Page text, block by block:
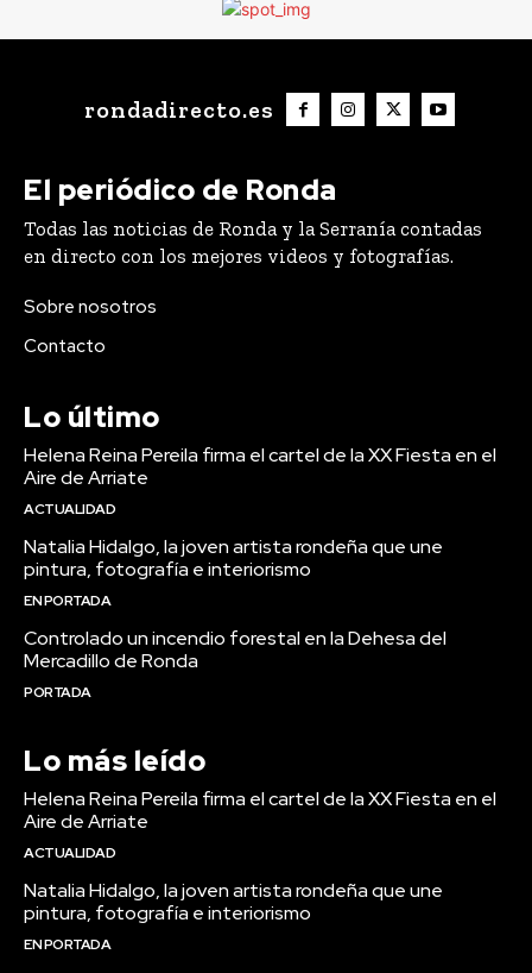
rondadirecto.es
El periódico de Ronda
Todas las noticias de Ronda y la Serranía contadas
en directo con los mejores videos y fotografías.
Sobre nosotros
Contacto
Lo último
Helena Reina Pereila firma el cartel de la XX Fiesta en el
Aire de Arriate
ACTUALIDAD
Natalia Hidalgo, la joven artista rondeña que une
pintura, fotografía e interiorismo
EN PORTADA
Controlado un incendio forestal en la Dehesa del
Mercadillo de Ronda
PORTADA
Lo más leído
Helena Reina Pereila firma el cartel de la XX Fiesta en el
Aire de Arriate
ACTUALIDAD
Natalia Hidalgo, la joven artista rondeña que une
pintura, fotografía e interiorismo
EN PORTADA